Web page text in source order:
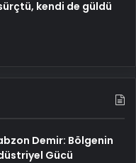
kendi de güldü
Demir: Bölgenin
Gücü